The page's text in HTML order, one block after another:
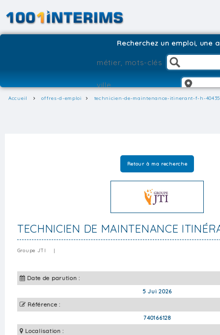
Recherchez un emploi, une
Accueil offres-d-emploi technicien-de-maintenance-itinerant-f-h-
Retour à ma recherche
TECHNICIEN DE MAINTENANCE
Groupe JTI |
Date de parution :
5 Jui 2026
Référence :
740166128
Localisation :